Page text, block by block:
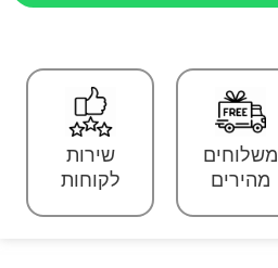
משלוחים
מהירים
שירות
לקוחות